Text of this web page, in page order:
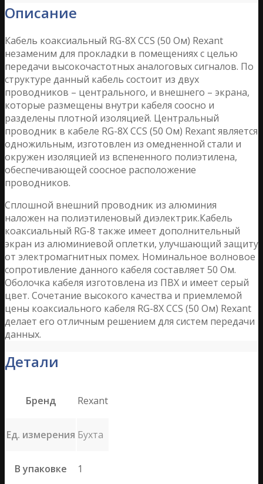
Описание
Кабель коаксиальный RG-8X CCS (50 Ом) Rexant
незаменим для прокладки в помещениях с целью
передачи высокочастотных аналоговых сигналов. По
структуре данный кабель состоит из двух
проводников – центрального, и внешнего – экрана,
которые размещены внутри кабеля соосно и
разделены плотной изоляцией. Центральный
проводник в кабеле RG-8X CCS (50 Ом) Rexant является
одножильным, изготовлен из омедненной стали и
окружен изоляцией из вспененного полиэтилена,
обеспечивающей соосное расположение
проводников.
Сплошной внешний проводник из алюминия
наложен на полиэтиленовый диэлектрик.Кабель
коаксиальный RG-8 также имеет дополнительный
экран из алюминиевой оплетки, улучшающий защиту
от электромагнитных помех. Номинальное волновое
сопротивление данного кабеля составляет 50 Ом.
Оболочка кабеля изготовлена из ПВХ и имеет серый
цвет. Сочетание высокого качества и приемлемой
цены коаксиального кабеля RG-8X CCS (50 Ом) Rexant
делает его отличным решением для систем передачи
данных.
Детали
Бренд Rexant
Ед. измерения Бухта
В упаковке 1